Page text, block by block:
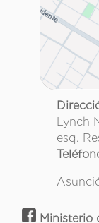
Lynch
esq.
Ministerio